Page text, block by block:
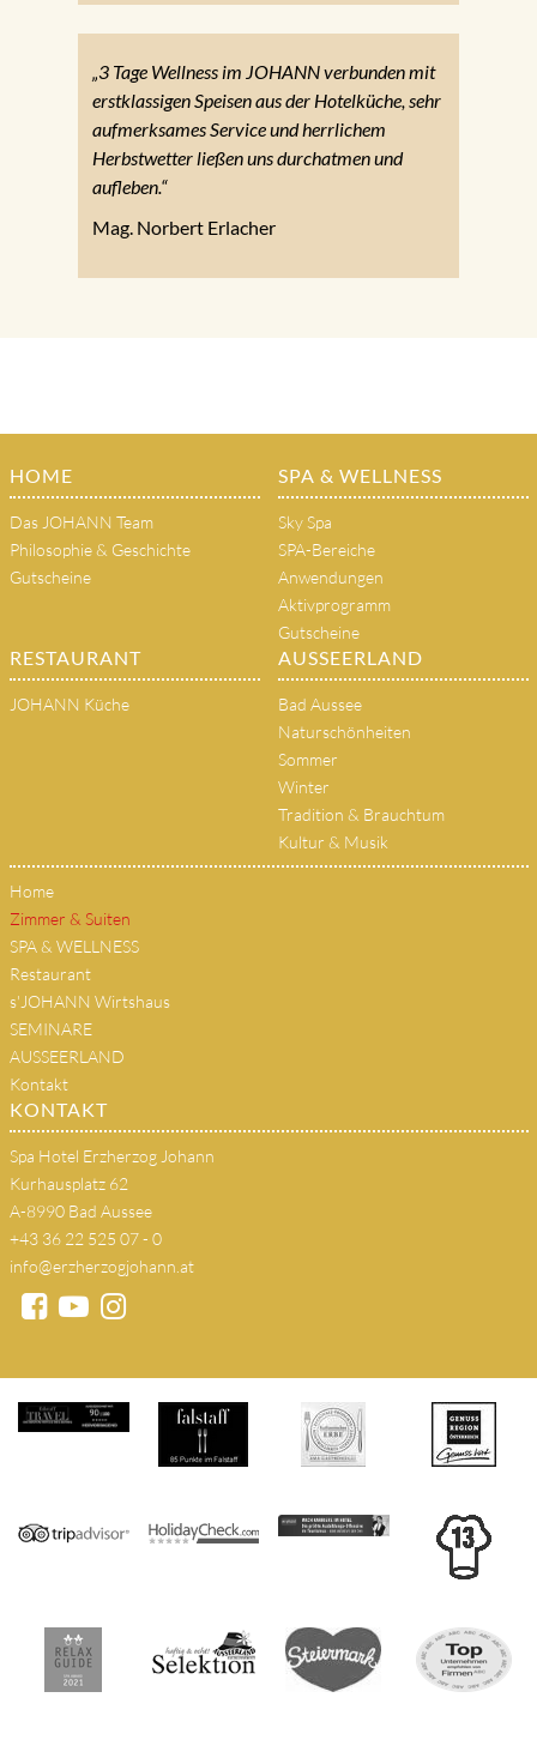
„3 Tage Wellness im JOHANN verbunden mit
erstklassigen Speisen aus der Hotelküche, sehr
aufmerksames Service und herrlichem
Herbstwetter ließen uns durchatmen und
aufleben.“
Mag. Norbert Erlacher
HOME
Das JOHANN Team
Philosophie & Geschichte
Gutscheine
SPA & WELLNESS
Sky Spa
SPA-Bereiche
Anwendungen
Aktivprogramm
Gutscheine
RESTAURANT
JOHANN Küche
AUSSEERLAND
Bad Aussee
Naturschönheiten
Sommer
Winter
Tradition & Brauchtum
Kultur & Musik
Home
Zimmer & Suiten
SPA & WELLNESS
Restaurant
s'JOHANN Wirtshaus
SEMINARE
AUSSEERLAND
Kontakt
KONTAKT
Spa Hotel Erzherzog Johann
Kurhausplatz 62
A-8990 Bad Aussee
+43 36 22 525 07 - 0
info@erzherzogjohann.at